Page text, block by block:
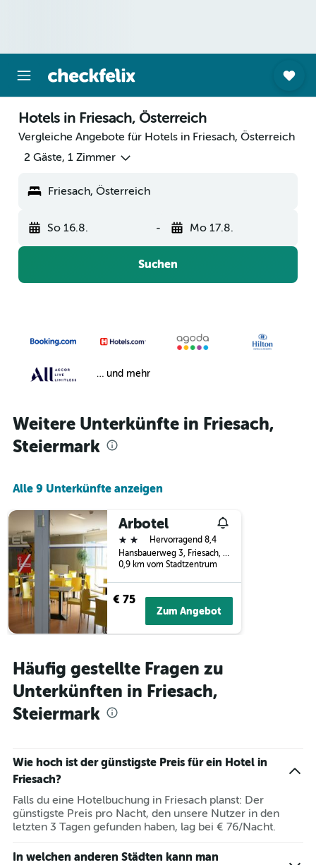
Hotels in Friesach, Österreich
Vergleiche Angebote für Hotels in Friesach, Österreich
2 Gäste, 1 Zimmer
Friesach, Österreich
So 16.8. - Mo 17.8.
Suchen
… und mehr
Weitere Unterkünfte in Friesach,
Steiermark
Alle 9 Unterkünfte anzeigen
Arbotel
2 SterneHervorragend 8,4
Hansbauerweg 3, Friesach, Steiermark, Österreich
0,9 km vom Stadtzentrum
€ 75
Zum Angebot
Häufig gestellte Fragen zu
Unterkünften in Friesach,
Steiermark
Wie hoch ist der günstigste Preis für ein Hotel in
Friesach?
Falls du eine Hotelbuchung in Friesach planst: Der
günstigste Preis pro Nacht, den unsere Nutzer in den
letzten 3 Tagen gefunden haben, lag bei € 76/Nacht.
In welchen anderen Städten kann man